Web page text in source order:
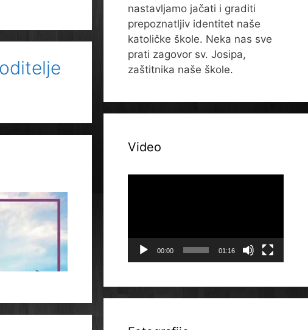
nastavljamo jačati i graditi
prepoznatljiv identitet naše
katoličke škole. Neka nas sve
prati zagovor sv. Josipa,
zaštitnika naše škole.
Video
00:00 01:16